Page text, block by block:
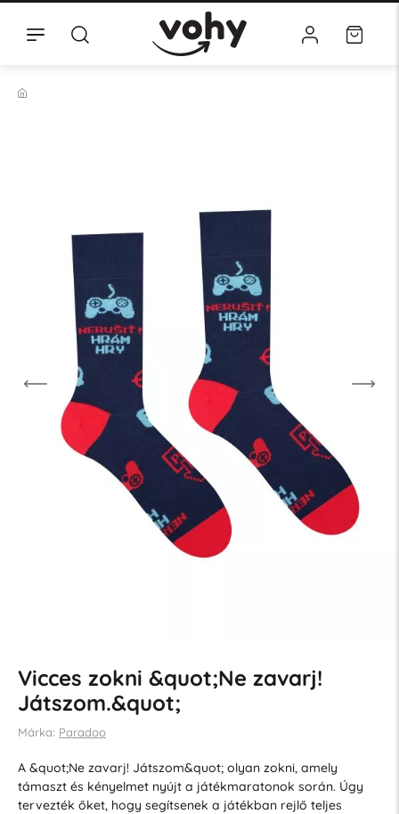
Vicces zokni &quot;Ne zavarj!
Játszom.&quot;
Márka: Paradoo
A &quot;Ne zavarj! Játszom&quot; olyan zokni, amely
támaszt és kényelmet nyújt a játékmaratonok során. Úgy
tervezték őket, hogy segítsenek a játékban rejlő teljes